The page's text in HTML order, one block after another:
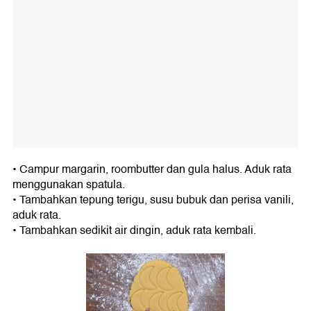
• Campur margarin, roombutter dan gula halus. Aduk rata
menggunakan spatula.
• Tambahkan tepung terigu, susu bubuk dan perisa vanili,
aduk rata.
• Tambahkan sedikit air dingin, aduk rata kembali.